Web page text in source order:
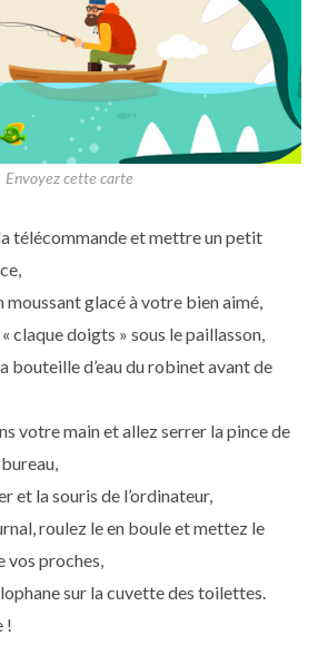
Envoyez cette carte
télécommande et mettre un petit
moussant glacé à votre bien aimé,
claque doigts » sous le paillasson,
bouteille d’eau du robinet avant de
votre main et allez serrer la pince de
et la souris de l’ordinateur,
roulez le en boule et mettez le
vos proches,
sur la cuvette des toilettes.
!